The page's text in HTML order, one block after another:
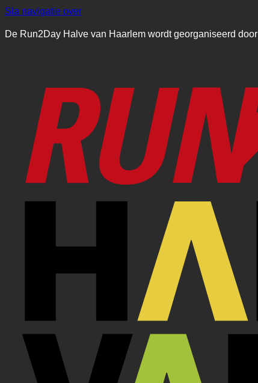
Sla navigatie over
De Run2Day Halve van Haarlem wordt georganiseerd door